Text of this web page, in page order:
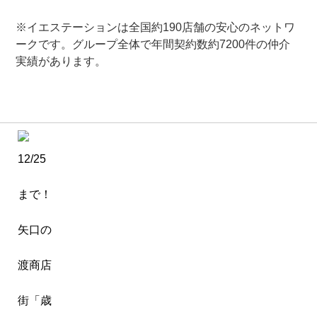
※イエステーションは全国約190店舗の安心のネットワ
ークです。グループ全体で年間契約数約7200件の仲介
実績があります。